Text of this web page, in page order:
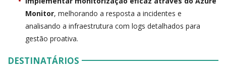
Monitor, melhorando a resposta a incidentes e
analisando a infraestrutura com logs detalhados para
gestão proativa.
DESTINATÁRIOS